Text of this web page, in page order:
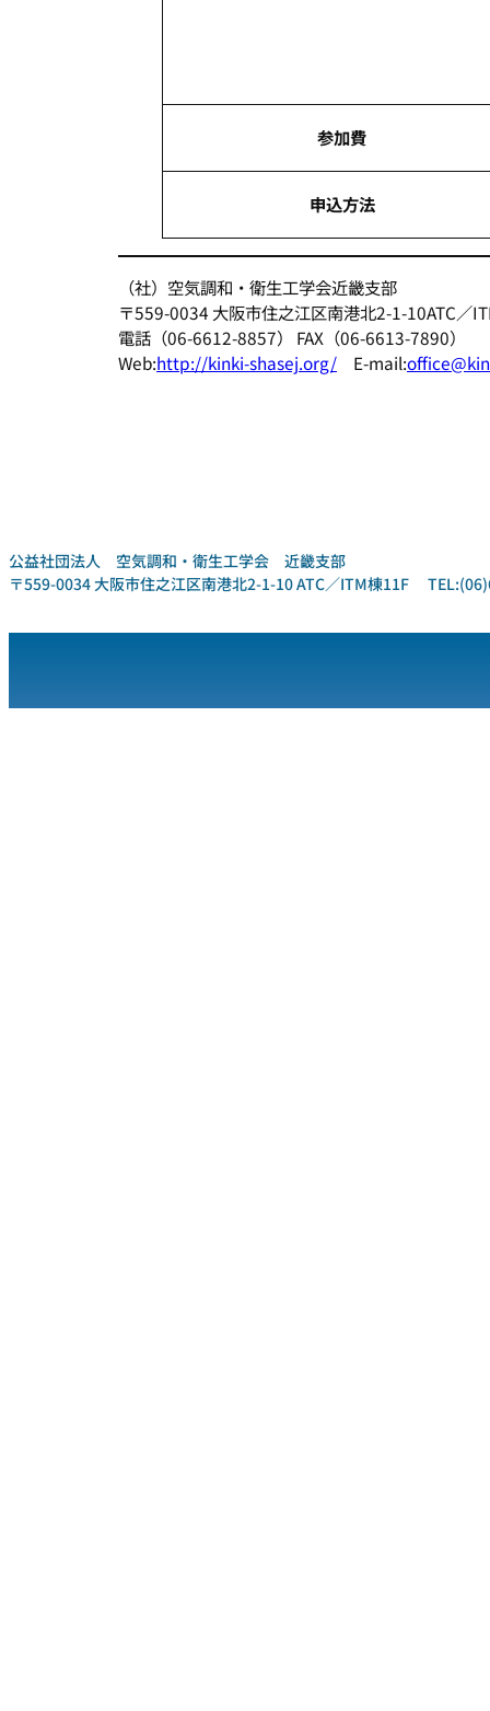
参加費
申込方法
（社）空気調和・衛生工学会近畿支部
〒559-0034 大阪市住之江区南港北2-1-10ATC／
電話（06-6612-8857） FAX（06-6613-7890）
Web:http://kinki-shasej.org/ E-mail:
公益社団法人 空気調和・衛生工学会 近畿支部
〒559-0034 大阪市住之江区南港北2-1-10 ATC／ITM棟11F